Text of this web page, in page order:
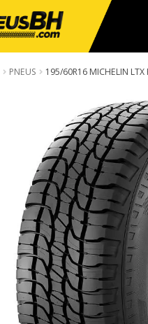
PNEUS 195/60R16 MICHELIN LTX